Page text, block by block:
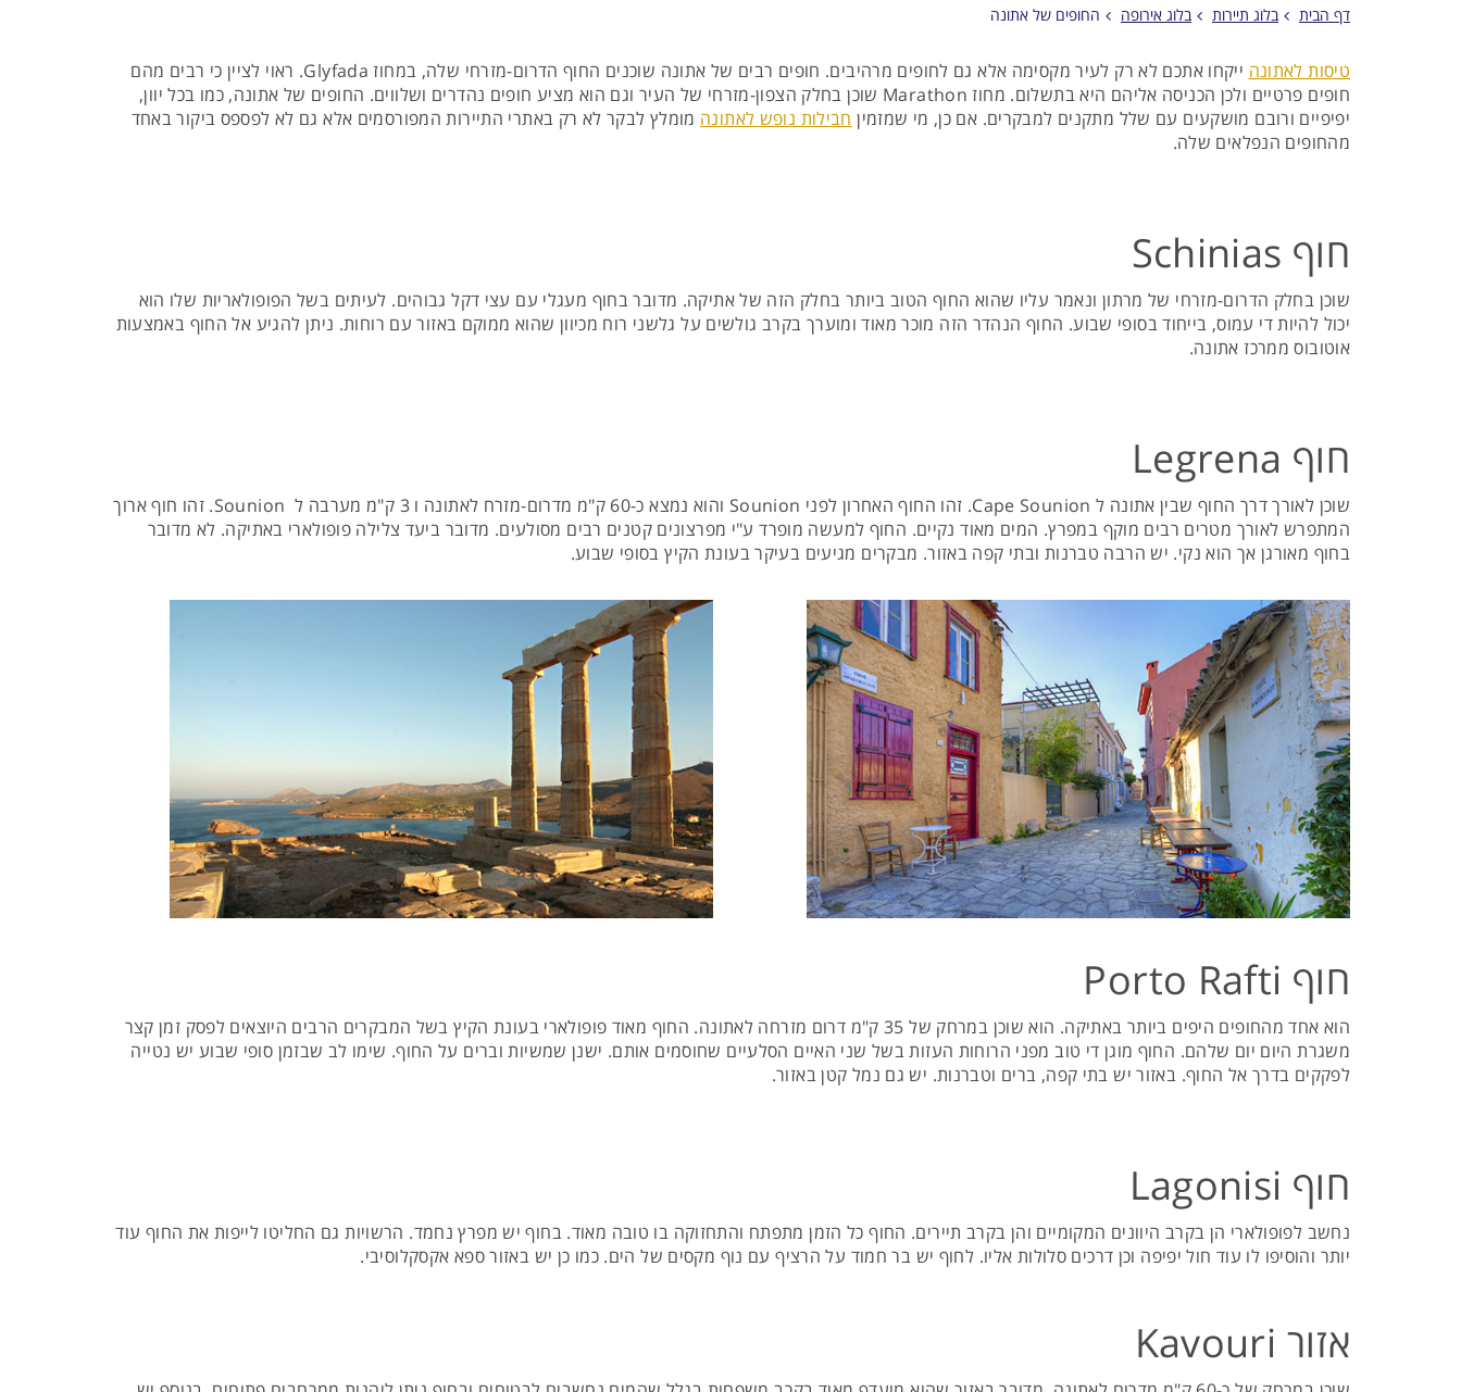
דף הבית בלוג תיירות בלוג אירופה החופים של אתונה
טיסות לאתונה ייקחו אתכם לא רק לעיר מקסימה אלא גם לחופים מרהיבים. חופים רבים של אתונה שוכנים החוף הדרום-מזרחי שלה, במחוז Glyfada. ראוי לציין כי רבים מהם
חופים פרטיים ולכן הכניסה אליהם היא בתשלום. מחוז Marathon שוכן בחלק הצפון-מזרחי של העיר וגם הוא מציע חופים נהדרים ושלווים. החופים של אתונה, כמו בכל יוון,
יפיפיים ורובם מושקעים עם שלל מתקנים למבקרים. אם כן, מי שמזמין חבילות נופש לאתונה מומלץ לבקר לא רק באתרי התיירות המפורסמים אלא גם לא לפספס ביקור באחד
מהחופים הנפלאים שלה.
חוף Schinias
שוכן בחלק הדרום-מזרחי של מרתון ונאמר עליו שהוא החוף הטוב ביותר בחלק הזה של אתיקה. מדובר בחוף מעגלי עם עצי דקל גבוהים. לעיתים בשל הפופולאריות שלו הוא
יכול להיות די עמוס, בייחוד בסופי שבוע. החוף הנהדר הזה מוכר מאוד ומוערך בקרב גולשים על גלשני רוח מכיוון שהוא ממוקם באזור עם רוחות. ניתן להגיע אל החוף באמצעות
אוטובוס ממרכז אתונה.
חוף Legrena
שוכן לאורך דרך החוף שבין אתונה ל Cape Sounion. זהו החוף האחרון לפני Sounion והוא נמצא כ-60 ק"מ מדרום-מזרח לאתונה ו 3 ק"מ מערבה ל Sounion. זהו חוף ארוך
המתפרש לאורך מטרים רבים מוקף במפרץ. המים מאוד נקיים. החוף למעשה מופרד ע"י מפרצונים קטנים רבים מסולעים. מדובר ביעד צלילה פופולארי באתיקה. לא מדובר
בחוף מאורגן אך הוא נקי. יש הרבה טברנות ובתי קפה באזור. מבקרים מגיעים בעיקר בעונת הקיץ בסופי שבוע.
חוף Porto Rafti
הוא אחד מהחופים היפים ביותר באתיקה. הוא שוכן במרחק של 35 ק"מ דרום מזרחה לאתונה. החוף מאוד פופולארי בעונת הקיץ בשל המבקרים הרבים היוצאים לפסק זמן קצר
משגרת היום יום שלהם. החוף מוגן די טוב מפני הרוחות העזות בשל שני האיים הסלעיים שחוסמים אותם. ישנן שמשיות וברים על החוף. שימו לב שבזמן סופי שבוע יש נטייה
לפקקים בדרך אל החוף. באזור יש בתי קפה, ברים וטברנות. יש גם נמל קטן באזור.
חוף Lagonisi
נחשב לפופולארי הן בקרב היוונים המקומיים והן בקרב תיירים. החוף כל הזמן מתפתח והתחזוקה בו טובה מאוד. בחוף יש מפרץ נחמד. הרשויות גם החליטו לייפות את החוף עוד
יותר והוסיפו לו עוד חול יפיפה וכן דרכים סלולות אליו. לחוף יש בר חמוד על הרציף עם נוף מקסים של הים. כמו כן יש באזור ספא אקסקלוסיבי.
אזור Kavouri